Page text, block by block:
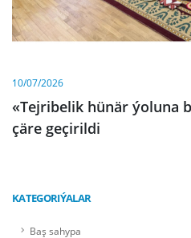
10/07/2026
«Tejribelik hünär ýoluna
çäre geçirildi
KATEGORIÝALAR
Baş sahypa